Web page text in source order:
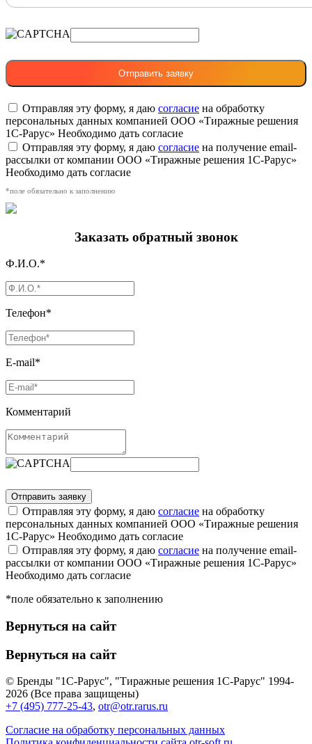
Отправляя эту форму, я даю согласие на обработку
персональных данных компанией ООО «Тиражные решения
1С-Рарус» Необходимо дать согласие
Отправляя эту форму, я даю согласие на получение email-
рассылки от компании ООО «Тиражные решения 1С-Рарус»
Необходимо дать согласие
*поле обязательно к заполнению
Заказать обратный звонок
Ф.И.О.*
Телефон*
E-mail*
Комментарий
Отправляя эту форму, я даю согласие на обработку
персональных данных компанией ООО «Тиражные решения
1С-Рарус» Необходимо дать согласие
Отправляя эту форму, я даю согласие на получение email-
рассылки от компании ООО «Тиражные решения 1С-Рарус»
Необходимо дать согласие
*поле обязательно к заполнению
Вернуться на сайт
Вернуться на сайт
© Бренды "1С-Рарус", "Тиражные решения 1С-Рарус" 1994-
2026 (Все права защищены)
+7 (495) 777-25-43, otr@otr.rarus.ru
Согласие на обработку персональных данных